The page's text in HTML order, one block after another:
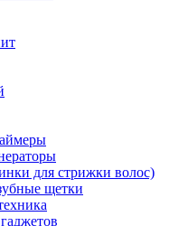
для стрижки волос)
щетки